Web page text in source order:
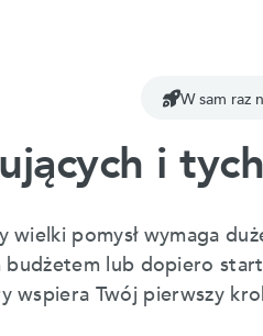
W sam raz
i
wielki pomysł wymaga
budżetem lub dopiero
wspiera Twój pierwszy